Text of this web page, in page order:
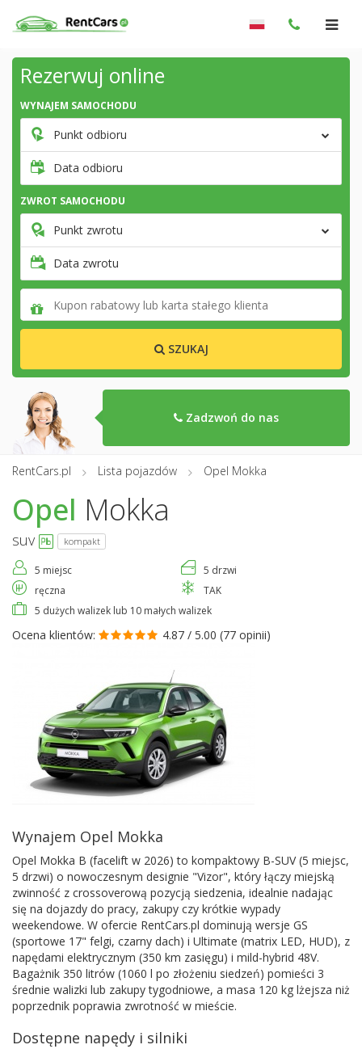
Rezerwuj online
WYNAJEM SAMOCHODU
Punkt odbioru
Data odbioru
ZWROT SAMOCHODU
Punkt zwrotu
Data zwrotu
SZUKAJ
Zadzwoń do nas
RentCars.pl Lista pojazdów Opel Mokka
Opel Mokka
suv kompakt
5 miejsc
5 drzwi
ręczna
TAK
5 dużych walizek lub 10 małych walizek
Ocena klientów: 4.87 / 5.00 (77 opinii)
Wynajem Opel Mokka
Opel Mokka B (facelift w 2026) to kompaktowy B-SUV (5 miejsc,
5 drzwi) o nowoczesnym designie "Vizor", który łączy miejską
zwinność z crossoverową pozycją siedzenia, idealnie nadając
się na dojazdy do pracy, zakupy czy krótkie wypady
weekendowe. W ofercie RentCars.pl dominują wersje GS
(sportowe 17" felgi, czarny dach) i Ultimate (matrix LED, HUD), z
napędami elektrycznym (350 km zasięgu) i mild-hybrid 48V.
Bagażnik 350 litrów (1060 l po złożeniu siedzeń) pomieści 3
średnie walizki lub zakupy tygodniowe, a masa 120 kg lżejsza niż
poprzednik poprawia zwrotność w mieście.
Dostępne napędy i silniki